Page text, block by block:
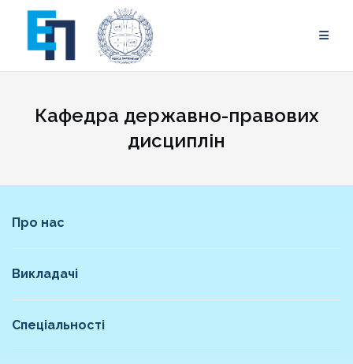
content
Кафедра державно-правових
дисциплін
Про нас
Викладачі
Спеціальності